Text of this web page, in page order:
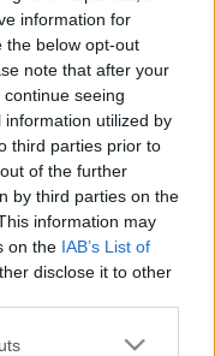
information for
the below opt-out
note that after your
seeing
utilized by
third parties prior to
of the further
by third parties on the
information may
on the IAB’s List of
disclose it to other
one or more Google
kapucni,
A
az utcán